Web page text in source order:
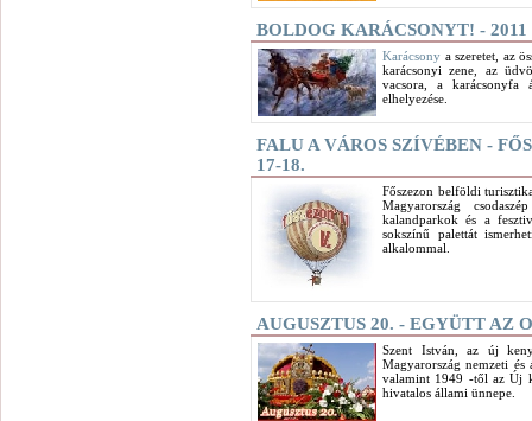
BOLDOG KARÁCSONYT! - 2011
Karácsony a szeretet, az
karácsonyi zene, az
vacsora, a karácsonyfa
elhelyezése.
FALU A VÁROS SZÍVÉBEN -
17-18.
Főszezon belföldi
Magyarország
kalandparkok és a
sokszínű palettát
alkalommal.
AUGUSZTUS 20. - EGYÜTT AZ
Szent István, az új
Magyarország nemzeti
valamint 1949 -től az Új
hivatalos állami ünnepe.